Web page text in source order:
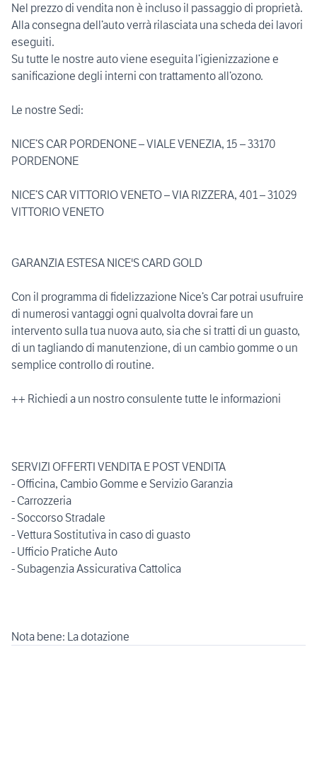
Nel prezzo di vendita non è incluso il passaggio di proprietà.
Alla consegna dell’auto verrà rilasciata una scheda dei lavori
eseguiti.
Su tutte le nostre auto viene eseguita l’igienizzazione e
sanificazione degli interni con trattamento all’ozono.
Le nostre Sedi:
NICE’S CAR PORDENONE – VIALE VENEZIA, 15 – 33170
PORDENONE
NICE’S CAR VITTORIO VENETO – VIA RIZZERA, 401 – 31029
VITTORIO VENETO
GARANZIA ESTESA NICE'S CARD GOLD
Con il programma di fidelizzazione Nice’s Car potrai usufruire
di numerosi vantaggi ogni qualvolta dovrai fare un
intervento sulla tua nuova auto, sia che si tratti di un guasto,
di un tagliando di manutenzione, di un cambio gomme o un
semplice controllo di routine.
++ Richiedi a un nostro consulente tutte le informazioni
SERVIZI OFFERTI VENDITA E POST VENDITA
- Officina, Cambio Gomme e Servizio Garanzia
- Carrozzeria
- Soccorso Stradale
- Vettura Sostitutiva in caso di guasto
- Ufficio Pratiche Auto
- Subagenzia Assicurativa Cattolica
Nota bene: La dotazione